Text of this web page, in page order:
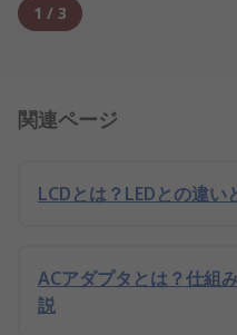
1 / 3
関連ページ
LCDとは？LEDとの違
ACアダプタとは？仕組
説